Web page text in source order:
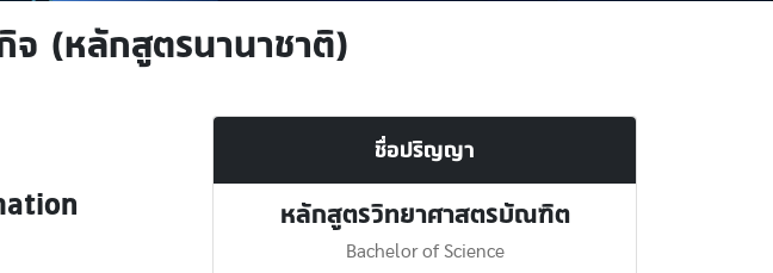
จ (หลักสูตรนานาชาติ)
ชื่อปริญญา
หลักสูตรวิทยาศาสตรบัณฑิต
Bachelor of Science